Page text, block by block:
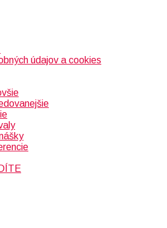
údajov a cookies